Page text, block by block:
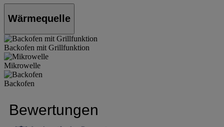
Wärmequelle
Backofen mit Grillfunktion
Mikrowelle
Backofen